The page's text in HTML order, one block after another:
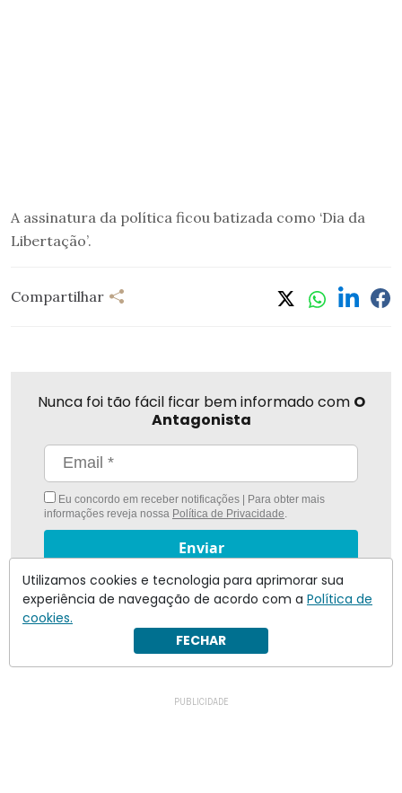
A assinatura da política ficou batizada como ‘Dia da
Libertação’.
Compartilhar
Nunca foi tão fácil ficar bem informado com O
Antagonista
Eu concordo em receber notificações | Para obter mais
informações reveja nossa Política de Privacidade.
Enviar
Inscreva-se
Utilizamos cookies e tecnologia para aprimorar sua
experiência de navegação de acordo com a Política de
cookies.
FECHAR